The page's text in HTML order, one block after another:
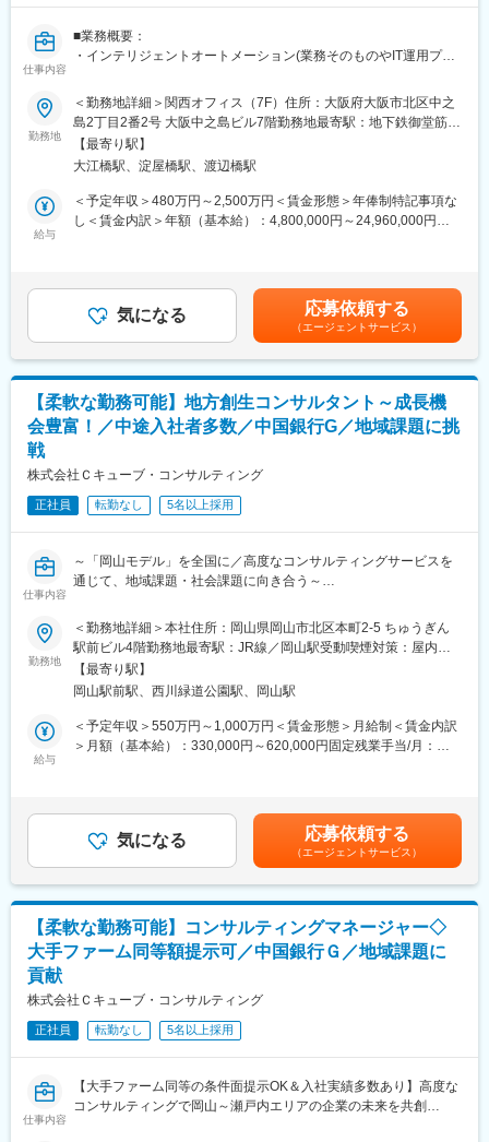
仕事内容
■業務概要：
・インテリジェントオートメーション(業務そのものやIT運用プロ
ントもしくはエンジニアとして様々な技術や弊社内のアセットツ
ール群（SynOpsやAiOpsを含む）を用いて変革を実現していただ
きます。
・最新テクノロジーを組合せ、End to End の業務をサポートする
システムを提案・開発し、効果創出までを担っていただきます。
・お客様へ弊社アセット群、ワークフロー、チャットボット、AI-
OCRやRPA導入など、業務効率化を実現する仕組みを短サイクル
的な変革をもたらすための仕組みを提案し、構築していただきま
す。
・これらの業務に携わることで、ビジネスの変化に合わせながら
■キャリアパス：PL、PMなどのマネジメントや、技術に特化した
エンジニア、また他チームへの異動が可能です。コンサルティン
グ部門や、5～10年程度の長期的な業務委託を請けているクライ
平均15時間）へ異動することも可能です。
社長直轄で2015年から開始した組織風土改革“Project PRIDE”によ
の会議原則禁止」「残業ルール厳格化」「短日短時間勤務制度の
導入」「在宅勤務制度の全社展開」などを実施。社員の多様な働
る、生産性向上等の社員意識向上に繋がっています。
変更の範囲：会社の定める業務
勤務地
＜勤務地詳細＞関西オフィス（7F）住所：大阪府大阪市北区中之
島2丁目2番2号 大阪中之島ビル7階勤務地最寄駅：地下鉄御堂筋
線、京阪本線／淀屋橋駅受動喫煙対策：屋内全面禁煙変更の範
囲：会社の定める事業所
【最寄り駅】
大江橋駅、淀屋橋駅、渡辺橋駅
給与
＜予定年収＞480万円～2,500万円＜賃金形態＞年俸制特記事項な
し＜賃金内訳＞年額（基本給）：4,800,000円～24,960,000円＜
気になる 応募依頼する
（エージェントサービス）
【柔軟な勤務可能】地方創生コンサルタント～成長機
会豊富！／中途入社者多数／中国銀行G／地域課題に挑
戦
株式会社Ｃキューブ・コンサルティング
正社員 転勤なし 5名以上採用
仕事内容
～「岡山モデル」を全国に／高度なコンサルティングサービスを
通じて、地域課題・社会課題に向き合う～
本ポジションは地域が抱えるデジタルインフラの整備や人材の不
足と移住・定住促進など、先進的なプロジェクトに関わることが
できます。 課題が山積している地方というフィールドで、自治体
や企業とコミュニケーションを取りながら業務を進めていく、社
会貢献性の高い仕事です。
す。
だきます。
・資料作成（パワーポイント等）やプロジェクトの議事録作成
・マネージャーの補佐業務
っていただきます。
改革、他）
＜地域が抱えるDX/SXの課題例＞
勤務地
＜勤務地詳細＞本社住所：岡山県岡山市北区本町2-5 ちゅうぎん
駅前ビル4階勤務地最寄駅：JR線／岡山駅受動喫煙対策：屋内全
面禁煙変更の範囲：無
【最寄り駅】
岡山駅前駅、西川緑道公園駅、岡山駅
給与
＜予定年収＞550万円～1,000万円＜賃金形態＞月給制＜賃金内訳
＞月額（基本給）：330,000円～620,000円固定残業手当/月：
予定年収はあくまでも目安の金額であり、選考を通じて上下する
可能性があります。※上記年収には30時間/月分の固定残業代を含
んでいます。■昇給：年1回■賞与：年2回ご本人のパフォーマンス
に応じ積極的に昇給・昇進します。賃金はあくまでも目安の金額
であり、選考を通じて上下する可能性があります。月給(月額)は固
定手当を含めた表記です。
気になる 応募依頼する
（エージェントサービス）
【柔軟な勤務可能】コンサルティングマネージャー◇
大手ファーム同等額提示可／中国銀行Ｇ／地域課題に
貢献
株式会社Ｃキューブ・コンサルティング
正社員 転勤なし 5名以上採用
仕事内容
【大手ファーム同等の条件面提示OK＆入社実績多数あり】高度な
コンサルティングで岡山～瀬戸内エリアの企業の未来を共創